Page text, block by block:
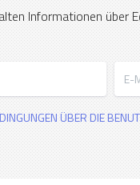
Informationen über
ÜBER DIE